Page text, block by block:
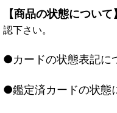
【商品の状態について】
認下さい。
●カードの状態表記に
●鑑定済カードの状態